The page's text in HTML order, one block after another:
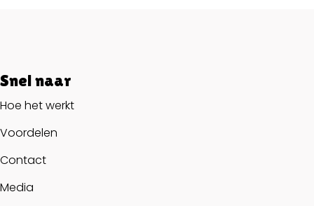
Snel naar
Hoe het werkt
Voordelen
Contact
Media